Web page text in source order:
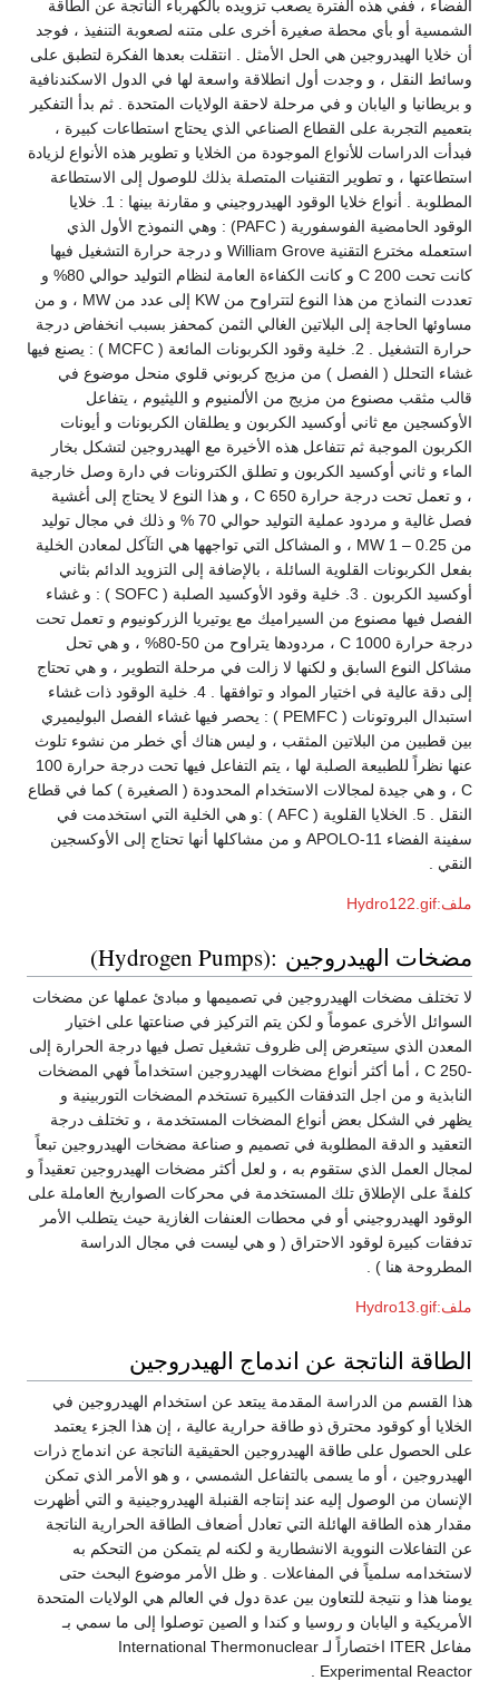
الفضاء ، ففي هذه الفترة يصعب تزويده بالكهرباء الناتجة عن الطاقة
الشمسية أو بأي محطة صغيرة أخرى على متنه لصعوبة التنفيذ ، فوجد
أن خلايا الهيدروجين هي الحل الأمثل . انتقلت بعدها الفكرة لتطبق على
وسائط النقل ، و وجدت أول انطلاقة واسعة لها في الدول الاسكندنافية
و بريطانيا و اليابان و في مرحلة لاحقة الولايات المتحدة . ثم بدأ التفكير
بتعميم التجربة على القطاع الصناعي الذي يحتاج استطاعات كبيرة ،
فبدأت الدراسات للأنواع الموجودة من الخلايا و تطوير هذه الأنواع لزيادة
استطاعتها ، و تطوير التقنيات المتصلة بذلك للوصول إلى الاستطاعة
المطلوبة . أنواع خلايا الوقود الهيدروجيني و مقارنة بينها : 1. خلايا
الوقود الحامضية الفوسفورية ( PAFC) : وهي النموذج الأول الذي
استعمله مخترع التقنية William Grove و درجة حرارة التشغيل فيها
كانت تحت 200 C و كانت الكفاءة العامة لنظام التوليد حوالي 80% و
تعددت النماذج من هذا النوع لتتراوح من KW إلى عدد من MW ، و من
مساوئها الحاجة إلى البلاتين الغالي الثمن كمحفز بسبب انخفاض درجة
حرارة التشغيل . 2. خلية وقود الكربونات المائعة ( MCFC ) : يصنع فيها
غشاء التحلل ( الفصل ) من مزيج كربوني قلوي منحل موضوع في
قالب مثقب مصنوع من مزيج من الألمنيوم و الليثيوم ، يتفاعل
الأوكسجين مع ثاني أوكسيد الكربون و يطلقان الكربونات و أيونات
الكربون الموجبة ثم تتفاعل هذه الأخيرة مع الهيدروجين لتشكل بخار
الماء و ثاني أوكسيد الكربون و تطلق الكترونات في دارة وصل خارجية
، و تعمل تحت درجة حرارة 650 C ، و هذا النوع لا يحتاج إلى أغشية
فصل غالية و مردود عملية التوليد حوالي 70 % و ذلك في مجال توليد
من 0.25 – 1 MW ، و المشاكل التي تواجهها هي التآكل لمعادن الخلية
بفعل الكربونات القلوية السائلة ، بالإضافة إلى التزويد الدائم بثاني
أوكسيد الكربون . 3. خلية وقود الأوكسيد الصلبة ( SOFC ) : و غشاء
الفصل فيها مصنوع من السيراميك مع يوتيريا الزركونيوم و تعمل تحت
درجة حرارة 1000 C ، مردودها يتراوح من 50-80% ، و هي تحل
مشاكل النوع السابق و لكنها لا زالت في مرحلة التطوير ، و هي تحتاج
إلى دقة عالية في اختيار المواد و توافقها . 4. خلية الوقود ذات غشاء
استبدال البروتونات ( PEMFC ) : يحصر فيها غشاء الفصل البوليميري
بين قطبين من البلاتين المثقب ، و ليس هناك أي خطر من نشوء تلوث
عنها نظراً للطبيعة الصلبة لها ، يتم التفاعل فيها تحت درجة حرارة 100
C ، و هي جيدة لمجالات الاستخدام المحدودة ( الصغيرة ) كما في قطاع
النقل . 5. الخلايا القلوية ( AFC ) :و هي الخلية التي استخدمت في
سفينة الفضاء APOLO-11 و من مشاكلها أنها تحتاج إلى الأوكسجين
النقي .
ملف:Hydro122.gif
مضخات الهيدروجين :(Hydrogen Pumps)
لا تختلف مضخات الهيدروجين في تصميمها و مبادئ عملها عن مضخات
السوائل الأخرى عموماً و لكن يتم التركيز في صناعتها على اختيار
المعدن الذي سيتعرض إلى ظروف تشغيل تصل فيها درجة الحرارة إلى
-250 C ، أما أكثر أنواع مضخات الهيدروجين استخداماً فهي المضخات
النابذية و من اجل التدفقات الكبيرة تستخدم المضخات التوربينية و
يظهر في الشكل بعض أنواع المضخات المستخدمة ، و تختلف درجة
التعقيد و الدقة المطلوبة في تصميم و صناعة مضخات الهيدروجين تبعاً
لمجال العمل الذي ستقوم به ، و لعل أكثر مضخات الهيدروجين تعقيداً و
كلفةً على الإطلاق تلك المستخدمة في محركات الصواريخ العاملة على
الوقود الهيدروجيني أو في محطات العنفات الغازية حيث يتطلب الأمر
تدفقات كبيرة لوقود الاحتراق ( و هي ليست في مجال الدراسة
المطروحة هنا ) .
ملف:Hydro13.gif
الطاقة الناتجة عن اندماج الهيدروجين
هذا القسم من الدراسة المقدمة يبتعد عن استخدام الهيدروجين في
الخلايا أو كوقود محترق ذو طاقة حرارية عالية ، إن هذا الجزء يعتمد
على الحصول على طاقة الهيدروجين الحقيقية الناتجة عن اندماج ذرات
الهيدروجين ، أو ما يسمى بالتفاعل الشمسي ، و هو الأمر الذي تمكن
الإنسان من الوصول إليه عند إنتاجه القنبلة الهيدروجينية و التي أظهرت
مقدار هذه الطاقة الهائلة التي تعادل أضعاف الطاقة الحرارية الناتجة
عن التفاعلات النووية الانشطارية و لكنه لم يتمكن من التحكم به
لاستخدامه سلمياً في المفاعلات . و ظل الأمر موضوع البحث حتى
يومنا هذا و نتيجة للتعاون بين عدة دول في العالم هي الولايات المتحدة
الأمريكية و اليابان و روسيا و كندا و الصين توصلوا إلى ما سمي بـ
مفاعل ITER اختصاراً لـ International Thermonuclear
Experimental Reactor .